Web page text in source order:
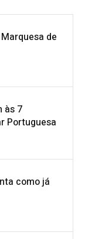
de
às 7
Portuguesa
como já